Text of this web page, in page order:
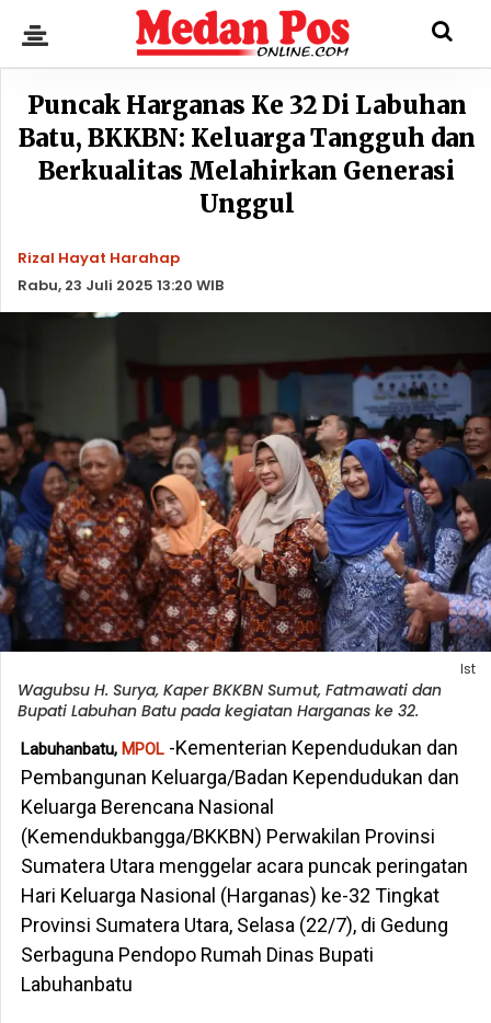
Puncak Harganas Ke 32 Di Labuhan
Batu, BKKBN: Keluarga Tangguh dan
Berkualitas Melahirkan Generasi
Unggul
Rizal Hayat Harahap
Rabu, 23 Juli 2025 13:20 WIB
Ist
Wagubsu H. Surya, Kaper BKKBN Sumut, Fatmawati dan
Bupati Labuhan Batu pada kegiatan Harganas ke 32.
Labuhanbatu, MPOL-Kementerian Kependudukan dan
Pembangunan Keluarga/Badan Kependudukan dan
Keluarga Berencana Nasional
(Kemendukbangga/BKKBN) Perwakilan Provinsi
Sumatera Utara menggelar acara puncak peringatan
Hari Keluarga Nasional (Harganas) ke-32 Tingkat
Provinsi Sumatera Utara, Selasa (22/7), di Gedung
Serbaguna Pendopo Rumah Dinas Bupati
Labuhanbatu